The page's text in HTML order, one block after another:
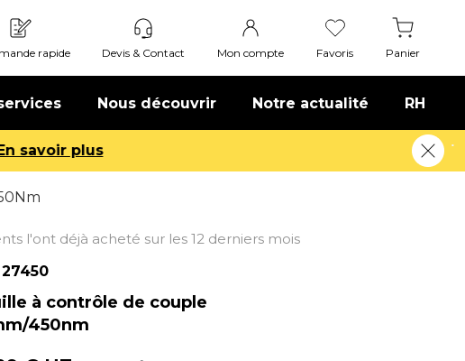
rapide Devis & Contact Mon compte Favoris Panier
Nous découvrir Notre actualité RH
plus
l'ont déjà acheté sur les 12 derniers mois
27450
à contrôle de couple
450nm